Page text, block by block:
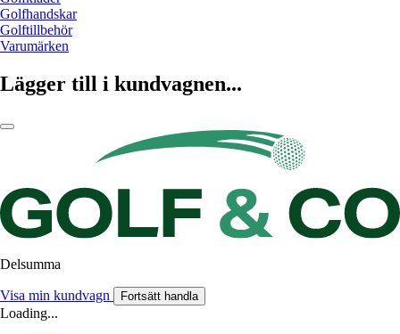
Golfhandskar
Golftillbehör
Varumärken
Lägger till i kundvagnen...
Delsumma
Visa min kundvagn Fortsätt handla
Loading...